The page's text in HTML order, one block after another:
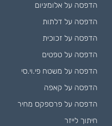
הדפסה על אלומיניום
הדפסה על דלתות
הדפסה על זכוכית
הדפסה על טפטים
הדפסה על משטח פי.וי.סי
הדפסה על קאפה
הדפסה על פרספקס מחיר
חיתוך לייזר